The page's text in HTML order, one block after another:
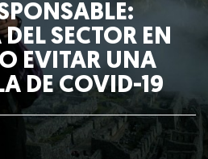
SECTOR EN
EVITAR UNA
DE COVID-19